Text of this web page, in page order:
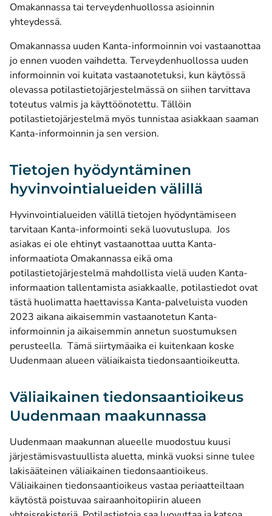
Omakannassa tai terveydenhuollossa asioinnin
yhteydessä.
Omakannassa uuden Kanta-informoinnin voi vastaanottaa
jo ennen vuoden vaihdetta. Terveydenhuollossa uuden
informoinnin voi kuitata vastaanotetuksi, kun käytössä
olevassa potilastietojärjestelmässä on siihen tarvittava
toteutus valmis ja käyttöönotettu. Tällöin
potilastietojärjestelmä myös tunnistaa asiakkaan saaman
Kanta-informoinnin ja sen version.
Tietojen hyödyntäminen
hyvinvointialueiden välillä
Hyvinvointialueiden välillä tietojen hyödyntämiseen
tarvitaan Kanta-informointi sekä luovutuslupa. Jos
asiakas ei ole ehtinyt vastaanottaa uutta Kanta-
informaatiota Omakannassa eikä oma
potilastietojärjestelmä mahdollista vielä uuden Kanta-
informaation tallentamista asiakkaalle, potilastiedot ovat
tästä huolimatta haettavissa Kanta-palveluista vuoden
2023 aikana aikaisemmin vastaanotetun Kanta-
informoinnin ja aikaisemmin annetun suostumuksen
perusteella. Tämä siirtymäaika ei kuitenkaan koske
Uudenmaan alueen väliaikaista tiedonsaantioikeutta.
Väliaikainen tiedonsaantioikeus
Uudenmaan maakunnassa
Uudenmaan maakunnan alueelle muodostuu kuusi
järjestämisvastuullista aluetta, minkä vuoksi sinne tulee
lakisääteinen väliaikainen tiedonsaantioikeus.
Väliaikainen tiedonsaantioikeus vastaa periaatteiltaan
käytöstä poistuvaa sairaanhoitopiirin alueen